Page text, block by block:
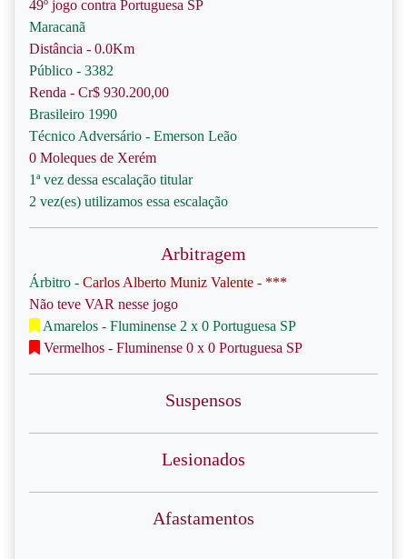
49º jogo contra Portuguesa SP
Maracanã
Distância - 0.0Km
Público - 3382
Renda - Cr$ 930.200,00
Brasileiro 1990
Técnico Adversário - Emerson Leão
0 Moleques de Xerém
1ª vez dessa escalação titular
2 vez(es) utilizamos essa escalação
Arbitragem
Árbitro - Carlos Alberto Muniz Valente - ***
Não teve VAR nesse jogo
Amarelos - Fluminense 2 x 0 Portuguesa SP
Vermelhos - Fluminense 0 x 0 Portuguesa SP
Suspensos
Lesionados
Afastamentos